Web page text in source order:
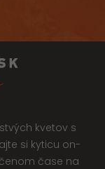
kvetov s
si kyticu on-
čase na